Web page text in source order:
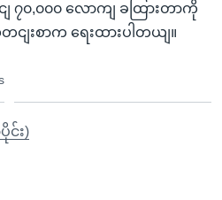
ျ ၇၀,၀၀၀ လောကျ ခထြားတာကို
ျးစာက ရေးထားပါတယျ။
င်း)